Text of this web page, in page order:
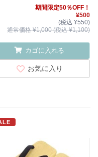
期間限定50％OFF！
¥500
(税込 ¥550)
通常価格 ¥1,000 (税込 ¥1,100)
カゴに入れる
お気に入り